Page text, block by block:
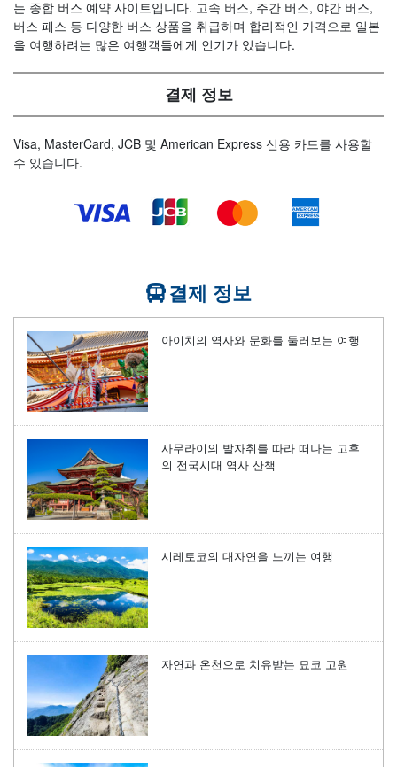
는 종합 버스 예약 사이트입니다. 고속 버스, 주간 버스, 야간 버스,
버스 패스 등 다양한 버스 상품을 취급하며 합리적인 가격으로 일본
을 여행하려는 많은 여행객들에게 인기가 있습니다.
결제 정보
Visa, MasterCard, JCB 및 American Express 신용 카드를 사용할
수 있습니다.
결제 정보
아이치의 역사와 문화를 둘러보는 여행
사무라이의 발자취를 따라 떠나는 고후
의 전국시대 역사 산책
시레토코의 대자연을 느끼는 여행
자연과 온천으로 치유받는 묘코 고원